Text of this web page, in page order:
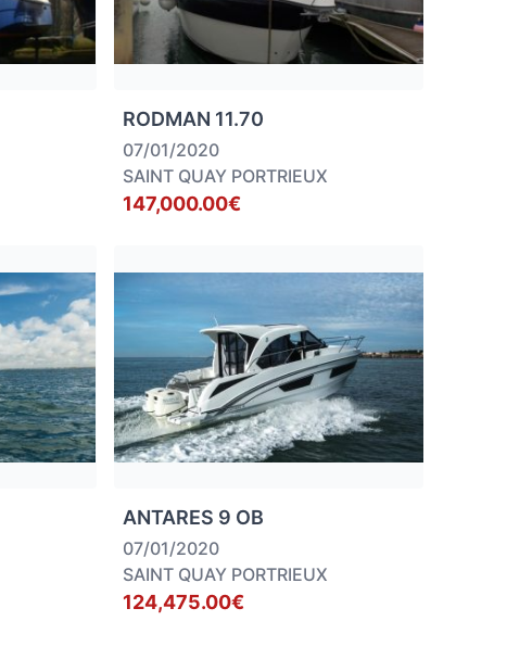
RODMAN 11.70
07/01/2020
SAINT QUAY PORTRIEUX
147,000.00€
ANTARES 9 OB
07/01/2020
SAINT QUAY PORTRIEUX
124,475.00€